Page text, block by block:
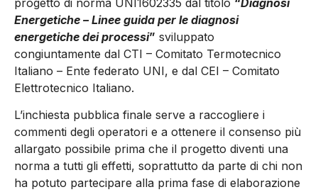
progetto di norma UNI1602335 dal titolo “Diagnosi
Energetiche – Linee guida per le diagnosi
energetiche dei processi” sviluppato
congiuntamente dal CTI – Comitato Termotecnico
Italiano – Ente federato UNI, e dal CEI – Comitato
Elettrotecnico Italiano.
L’inchiesta pubblica finale serve a raccogliere i
commenti degli operatori e a ottenere il consenso più
allargato possibile prima che il progetto diventi una
norma a tutti gli effetti, soprattutto da parte di chi non
ha potuto partecipare alla prima fase di elaborazione